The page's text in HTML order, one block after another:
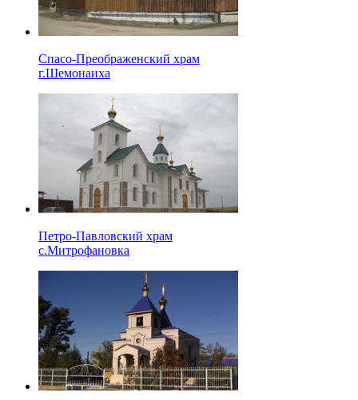
Спасо-Преображенский храм
г.Шемонаиха
Петро-Павловский храм
с.Митрофановка